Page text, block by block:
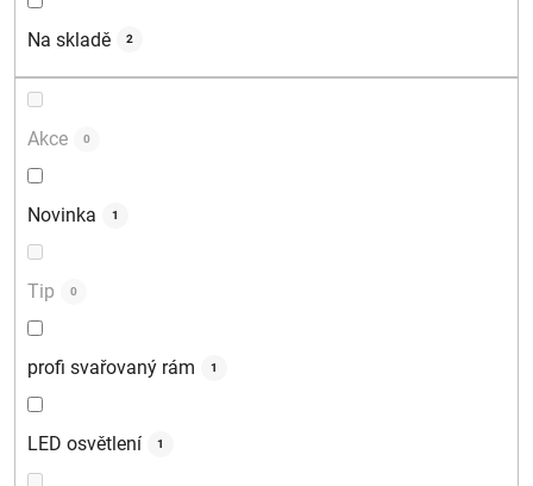
Na skladě 2
Akce 0
Novinka 1
Tip 0
profi svařovaný rám 1
LED osvětlení 1